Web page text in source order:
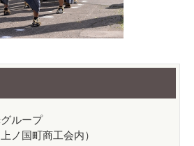
ループ
ノ国町商工会内）